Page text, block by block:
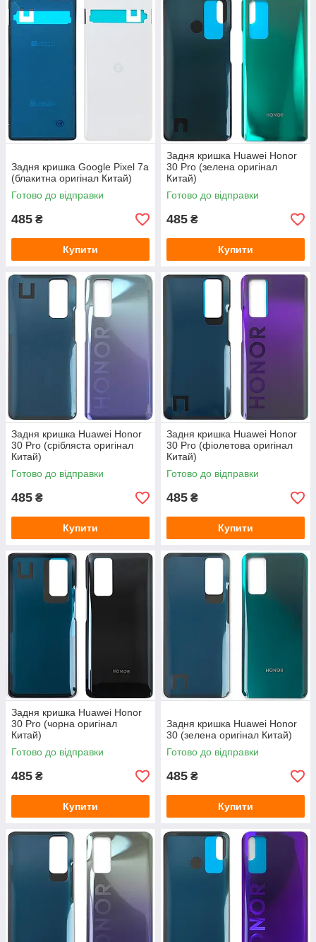
Задня кришка Google Pixel 7a
(блакитна оригінал Китай)
Готово до відправки
485 ₴
Купити
Задня кришка Huawei Honor
30 Pro (зелена оригінал
Китай)
Готово до відправки
485 ₴
Купити
Задня кришка Huawei Honor
30 Pro (срібляста оригінал
Китай)
Готово до відправки
485 ₴
Купити
Задня кришка Huawei Honor
30 Pro (фіолетова оригінал
Китай)
Готово до відправки
485 ₴
Купити
Задня кришка Huawei Honor
30 Pro (чорна оригінал
Китай)
Готово до відправки
485 ₴
Купити
Задня кришка Huawei Honor
30 (зелена оригінал Китай)
Готово до відправки
485 ₴
Купити